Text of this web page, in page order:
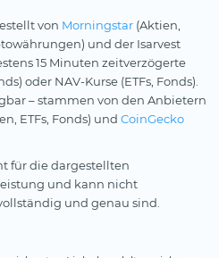
von Morningstar (Aktien,
und der Isarvest
15 Minuten zeitverzögerte
oder NAV-Kurse (ETFs, Fonds).
– stammen von den Anbietern
ETFs, Fonds) und CoinGecko
für die dargestellten
und kann nicht
und genau sind.